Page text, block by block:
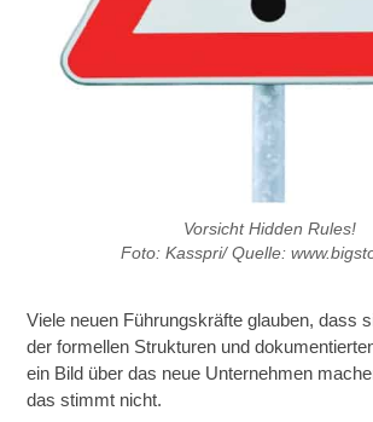
Vorsicht Hidden Rules!
Foto: Kasspri/ Quelle:
Viele neuen Führungskräfte glauben, dass
der formellen Strukturen und
ein Bild über das neue Unternehmen
das stimmt nicht.